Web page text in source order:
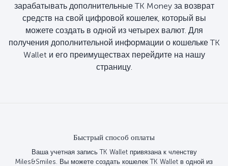
зарабатывать дополнительные TK Money за возврат
средств на свой цифровой кошелек, который вы
можете создать в одной из четырех валют. Для
получения дополнительной информации о кошельке TK
Wallet и его преимуществах перейдите на нашу
страницу.
Быстрый способ оплаты
Ваша учетная запись TK Wallet привязана к членству
Miles&Smiles. Вы можете создать кошелек TK Wallet в одной из